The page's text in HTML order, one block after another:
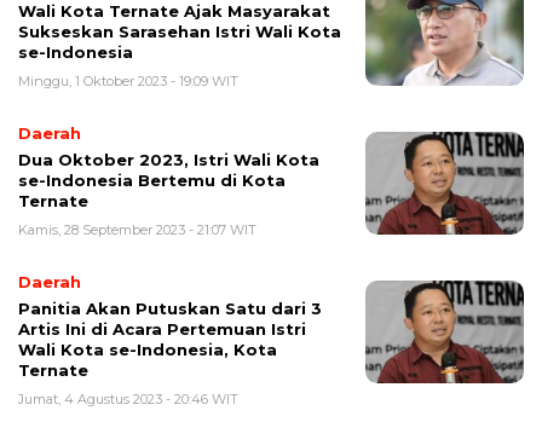
Wali Kota Ternate Ajak Masyarakat
Sukseskan Sarasehan Istri Wali Kota
se-Indonesia
Minggu, 1 Oktober 2023 - 19:09 WIT
Daerah
Dua Oktober 2023, Istri Wali Kota
se-Indonesia Bertemu di Kota
Ternate
Kamis, 28 September 2023 - 21:07 WIT
Daerah
Panitia Akan Putuskan Satu dari 3
Artis Ini di Acara Pertemuan Istri
Wali Kota se-Indonesia, Kota
Ternate
Jumat, 4 Agustus 2023 - 20:46 WIT